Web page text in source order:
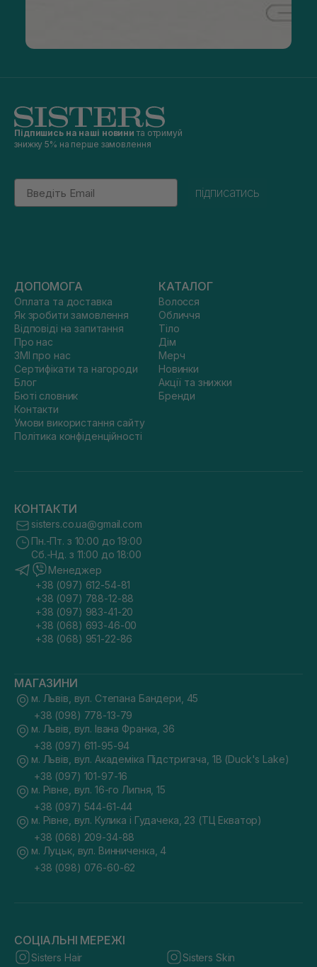
Підпишись на наші новини та отримуй
знижку 5% на перше замовлення
Email
підписатись
ДОПОМОГА
Оплата та доставка
Як зробити замовлення
Відповіді на запитання
Про нас
ЗМІ про нас
Сертифікати та нагороди
Блог
Бюті словник
Контакти
Умови використання сайту
Політика конфіденційності
КАТАЛОГ
Волосся
Обличчя
Тіло
Дім
Мерч
Новинки
Акції та знижки
Бренди
КОНТАКТИ
sisters.co.ua@gmail.com
Пн.-Пт. з 10:00 до 19:00
Сб.-Нд. з 11:00 до 18:00
Менеджер
+38 (097) 612-54-81
+38 (097) 788-12-88
+38 (097) 983-41-20
+38 (068) 693-46-00
+38 (068) 951-22-86
МАГАЗИНИ
м. Львів, вул. Степана Бандери, 45
+38 (098) 778-13-79
м. Львів, вул. Івана Франка, 36
+38 (097) 611-95-94
м. Львів, вул. Академіка Підстригача, 1В (Duck's Lake)
+38 (097) 101-97-16
м. Рівне, вул. 16-го Липня, 15
+38 (097) 544-61-44
м. Рівне, вул. Кулика і Гудачека, 23 (ТЦ Екватор)
+38 (068) 209-34-88
м. Луцьк, вул. Винниченка, 4
+38 (098) 076-60-62
СОЦІАЛЬНІ МЕРЕЖІ
Sisters Hair Sisters Skin